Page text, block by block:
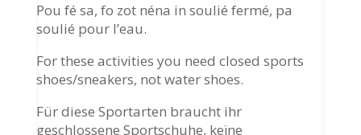
Pou fé sa, fo zot néna in soulié fermé, pa
soulié pour l’eau.
For these activities you need closed sports
shoes/sneakers, not water shoes.
Für diese Sportarten braucht ihr
geschlossene Sportschuhe, keïne